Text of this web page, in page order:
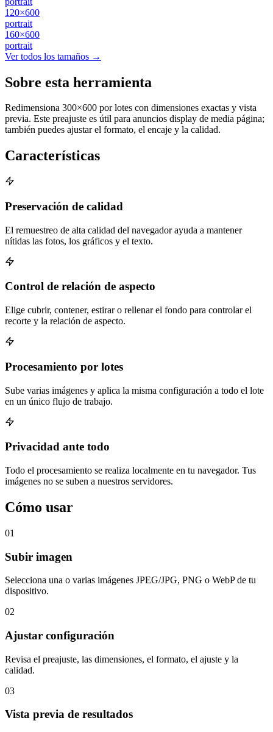
120×600
portrait
160×600
portrait
Ver todos los tamaños →
Sobre esta herramienta
Redimensiona 300×600 por lotes con dimensiones exactas y vista
previa. Este preajuste es útil para anuncios display de media página;
también puedes ajustar el formato, el encaje y la calidad.
Características
Preservación de calidad
El remuestreo de alta calidad del navegador ayuda a mantener
nítidas las fotos, los gráficos y el texto.
Control de relación de aspecto
Elige cubrir, contener, estirar o rellenar el fondo para controlar el
recorte y la relación de aspecto.
Procesamiento por lotes
Sube varias imágenes y aplica la misma configuración a todo el lote
en un único flujo de trabajo.
Privacidad ante todo
Todo el procesamiento se realiza localmente en tu navegador. Tus
imágenes no se suben a nuestros servidores.
Cómo usar
01
Subir imagen
Selecciona una o varias imágenes JPEG/JPG, PNG o WebP de tu
dispositivo.
02
Ajustar configuración
Revisa el preajuste, las dimensiones, el formato, el ajuste y la
calidad.
03
Vista previa de resultados